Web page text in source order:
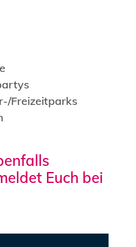
Freizeitparks
Euch bei